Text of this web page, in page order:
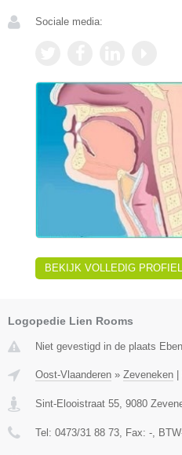
Sociale media:
BEKIJK VOLLEDIG PROFIEL
Logopedie Lien Rooms
Niet gevestigd in de plaats
Oost-Vlaanderen » Zeveneken
Sint-Elooistraat 55, 9080
Tel: 0473/31 88 73, Fax: -,